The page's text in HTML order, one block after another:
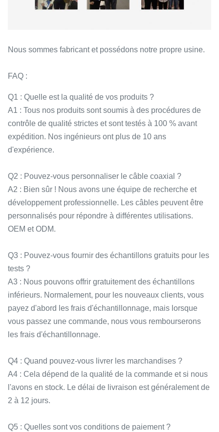
Nous sommes fabricant et possédons notre propre usine.
FAQ :
Q1 : Quelle est la qualité de vos produits ?
A1 : Tous nos produits sont soumis à des procédures de
contrôle de qualité strictes et sont testés à 100 % avant
expédition. Nos ingénieurs ont plus de 10 ans
d'expérience.
Q2 : Pouvez-vous personnaliser le câble coaxial ?
A2 : Bien sûr ! Nous avons une équipe de recherche et
développement professionnelle. Les câbles peuvent être
personnalisés pour répondre à différentes utilisations.
OEM et ODM.
Q3 : Pouvez-vous fournir des échantillons gratuits pour les
tests ?
A3 : Nous pouvons offrir gratuitement des échantillons
inférieurs. Normalement, pour les nouveaux clients, vous
payez d'abord les frais d'échantillonnage, mais lorsque
vous passez une commande, nous vous rembourserons
les frais d'échantillonnage.
Q4 : Quand pouvez-vous livrer les marchandises ?
A4 : Cela dépend de la qualité de la commande et si nous
l'avons en stock. Le délai de livraison est généralement de
2 à 12 jours.
Q5 : Quelles sont vos conditions de paiement ?